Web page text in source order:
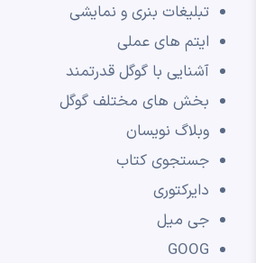
تبلیغات بنری و نمایشی
ایتم های عملی
آشنایی با گوگل قدرتمند
بخش های مختلف گوگل
وبلاگ نویسان
جستجوی کتاب
دایرکتوری
جی میل
GOOG